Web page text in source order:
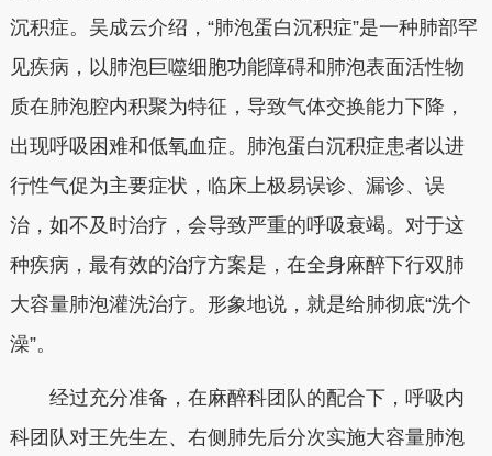
沉积症。吴成云介绍，“肺泡蛋白沉积症”是一种肺部罕
见疾病，以肺泡巨噬细胞功能障碍和肺泡表面活性物
质在肺泡腔内积聚为特征，导致气体交换能力下降，
出现呼吸困难和低氧血症。肺泡蛋白沉积症患者以进
行性气促为主要症状，临床上极易误诊、漏诊、误
治，如不及时治疗，会导致严重的呼吸衰竭。对于这
种疾病，最有效的治疗方案是，在全身麻醉下行双肺
大容量肺泡灌洗治疗。形象地说，就是给肺彻底“洗个
澡”。
经过充分准备，在麻醉科团队的配合下，呼吸内
科团队对王先生左、右侧肺先后分次实施大容量肺泡